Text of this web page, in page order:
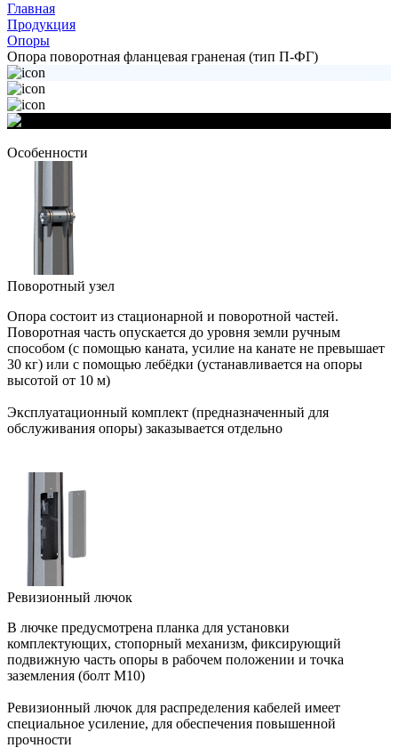
Главная
Продукция
Опоры
Опора поворотная фланцевая граненая (тип П-ФГ)
Особенности
Поворотный узел
Опора состоит из стационарной и поворотной частей.
Поворотная часть опускается до уровня земли ручным
способом (с помощью каната, усилие на канате не превышает
30 кг) или с помощью лебёдки (устанавливается на опоры
высотой от 10 м)
Эксплуатационный комплект (предназначенный для
обслуживания опоры) заказывается отдельно
Ревизионный лючок
В лючке предусмотрена планка для установки
комплектующих, стопорный механизм, фиксирующий
подвижную часть опоры в рабочем положении и точка
заземления (болт М10)
Ревизионный лючок для распределения кабелей имеет
специальное усиление, для обеспечения повышенной
прочности